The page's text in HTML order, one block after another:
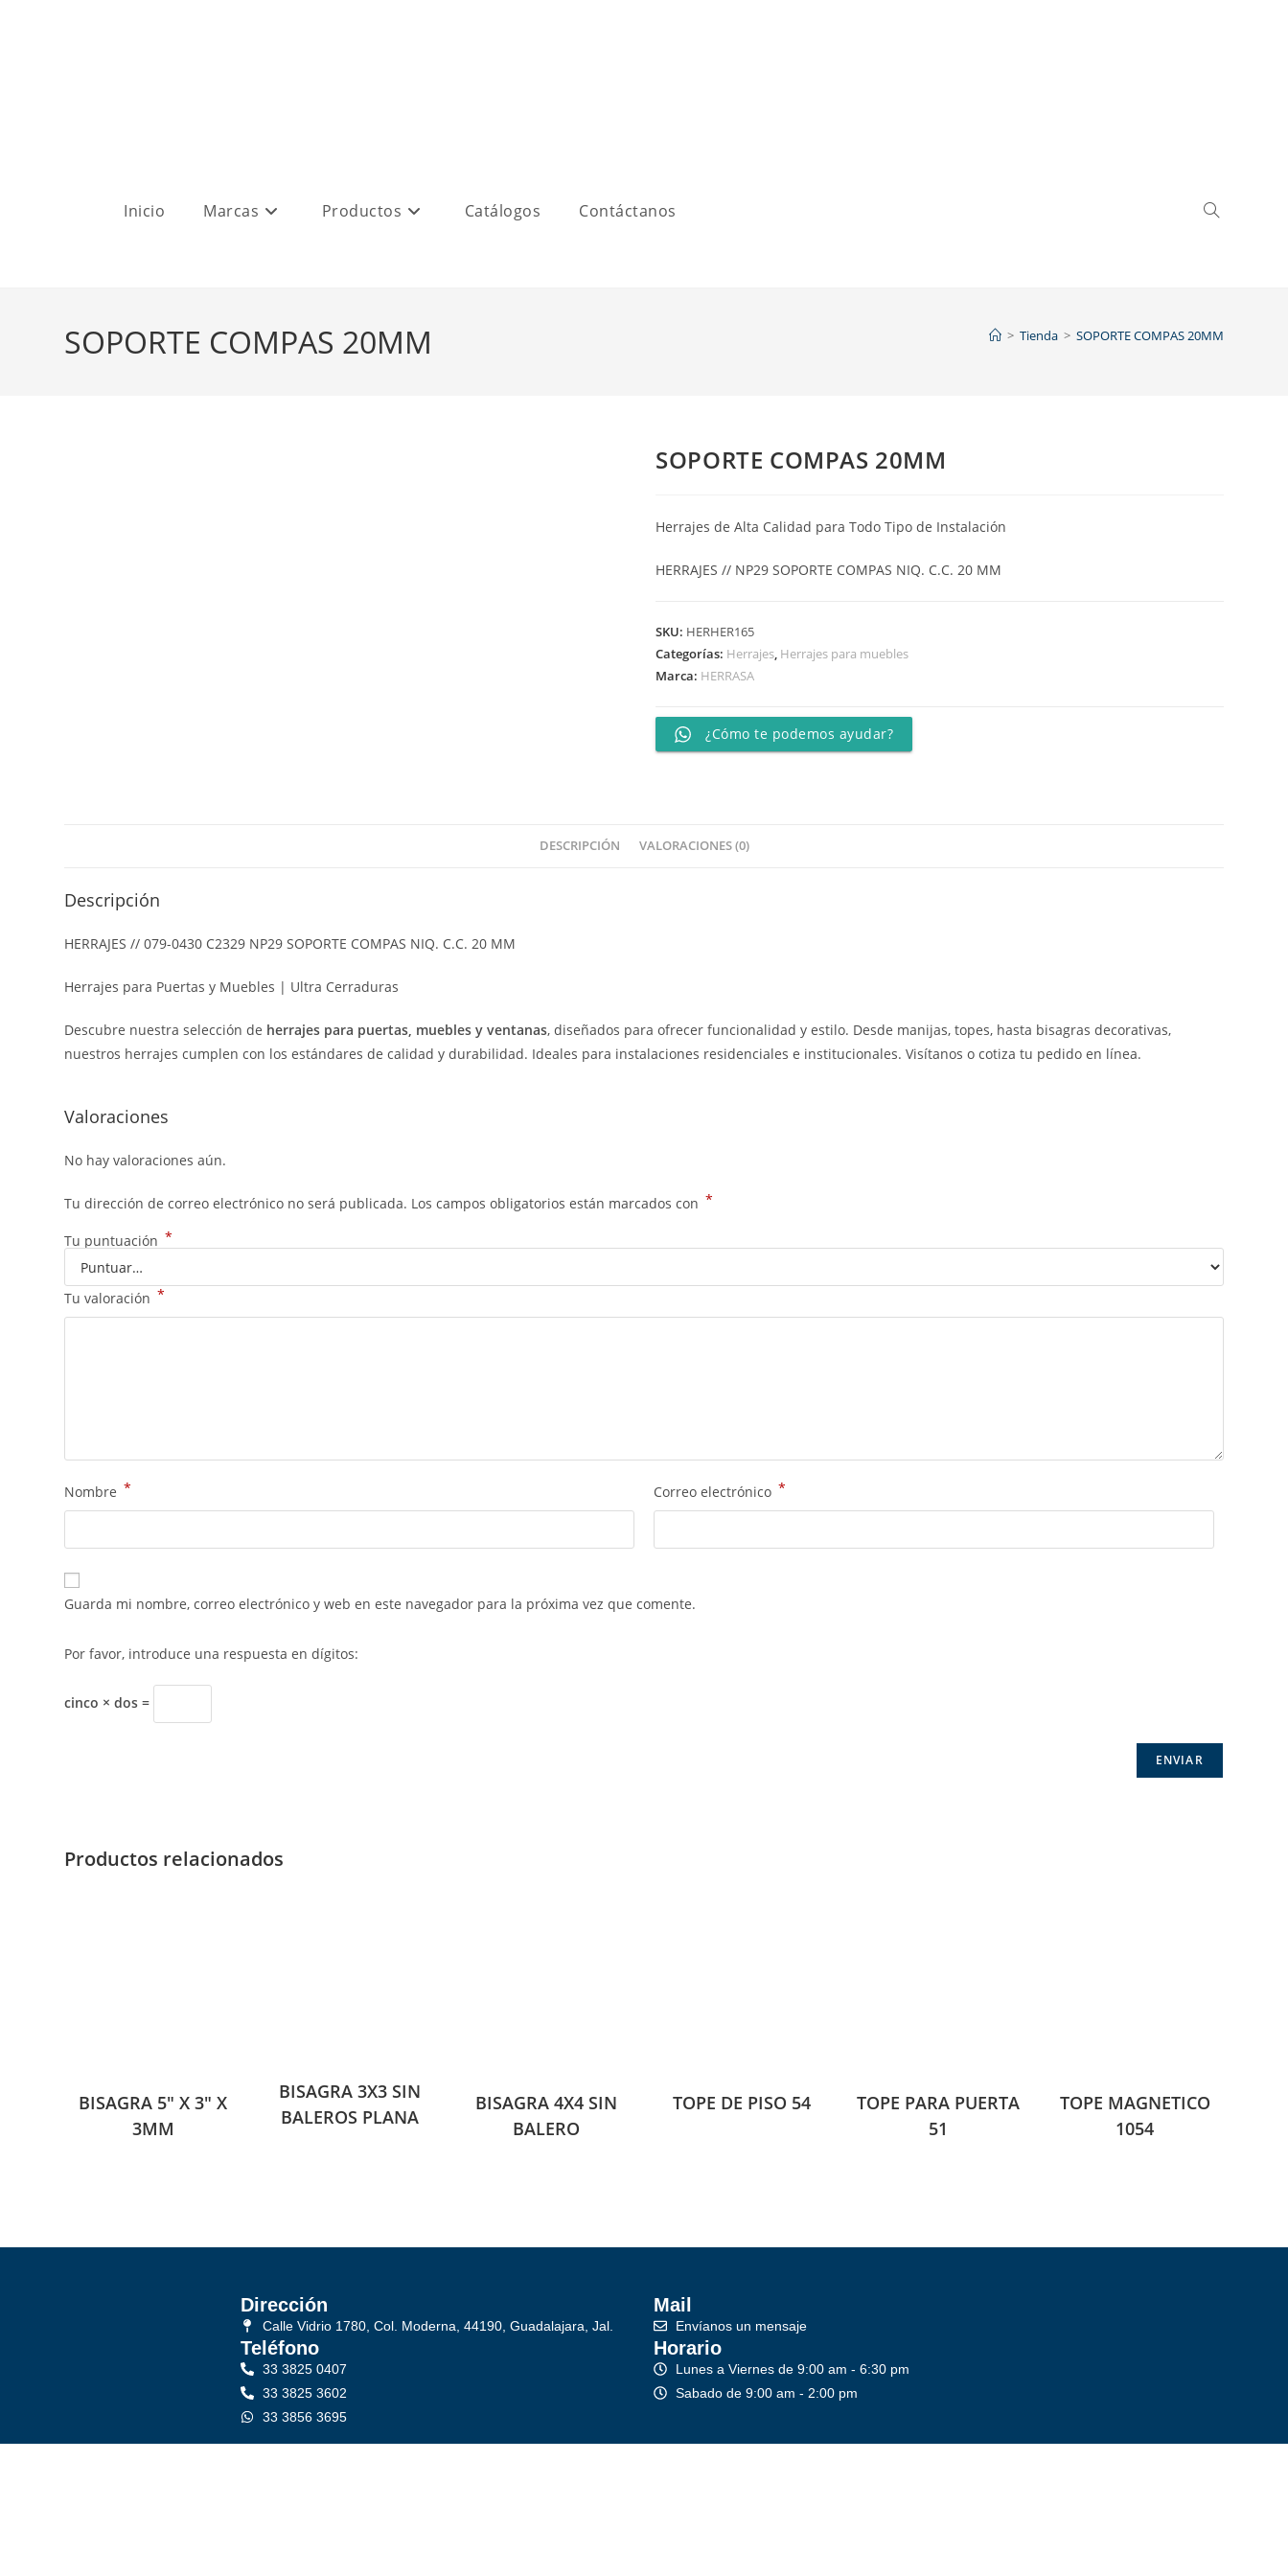
Inicio Marcas Productos Catálogos Contáctanos
SOPORTE COMPAS 20MM > Tienda > SOPORTE COMPAS 20MM
SOPORTE COMPAS 20MM
Herrajes de Alta Calidad para Todo Tipo de Instalación
HERRAJES // NP29 SOPORTE COMPAS NIQ. C.C. 20 MM
SKU: HERHER165
Categorías: Herrajes, Herrajes para muebles
Marca: HERRASA
¿Cómo te podemos ayudar?
DESCRIPCIÓN VALORACIONES (0)
Descripción
HERRAJES // 079-0430 C2329 NP29 SOPORTE COMPAS NIQ. C.C. 20 MM
Herrajes para Puertas y Muebles | Ultra Cerraduras
Descubre nuestra selección de herrajes para puertas, muebles y ventanas, diseñados para ofrecer funcionalidad y estilo. Desde manijas, topes, hasta bisagras decorativas,
nuestros herrajes cumplen con los estándares de calidad y durabilidad. Ideales para instalaciones residenciales e institucionales. Visítanos o cotiza tu pedido en línea.
Valoraciones
No hay valoraciones aún.
Tu dirección de correo electrónico no será publicada. Los campos obligatorios están marcados con *
Tu puntuación *
Tu valoración *
Nombre * Correo electrónico *
Guarda mi nombre, correo electrónico y web en este navegador para la próxima vez que comente.
Por favor, introduce una respuesta en dígitos:
cinco × dos =
Productos relacionados
BISAGRA 5″ X 3″ X
3MM
BISAGRA 3X3 SIN
BALEROS PLANA
BISAGRA 4X4 SIN
BALERO
TOPE DE PISO 54
TOPE PARA PUERTA
51
TOPE MAGNETICO
1054
Dirección
Calle Vidrio 1780, Col. Moderna, 44190, Guadalajara, Jal.
Teléfono
33 3825 0407
33 3825 3602
33 3856 3695
Mail
Envíanos un mensaje
Horario
Lunes a Viernes de 9:00 am - 6:30 pm
Sabado de 9:00 am - 2:00 pm